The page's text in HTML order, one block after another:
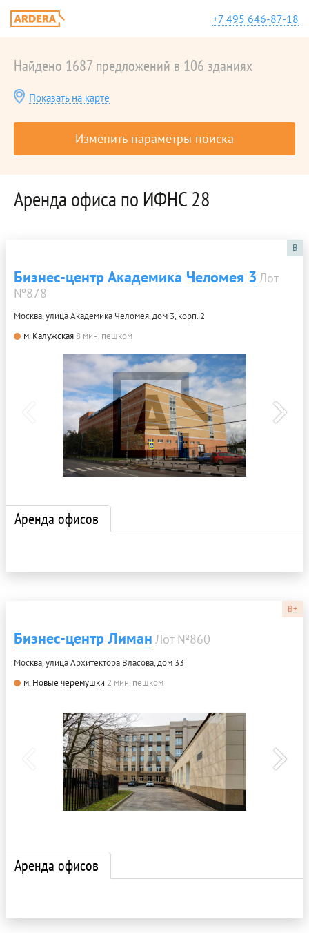
+7 495 646-87-18
Найдено 1687 предложений в 106 зданиях
Показать на карте
Изменить параметры поиска
Аренда офиса по ИФНС 28
B
Бизнес-центр Академика Челомея 3 Лот
№878
Москва, улица Академика Челомея, дом 3, корп. 2
м. Калужская 8 мин. пешком
Аренда офисов
B+
Бизнес-центр Лиман Лот №860
Москва, улица Архитектора Власова, дом 33
м. Новые черемушки 2 мин. пешком
Аренда офисов